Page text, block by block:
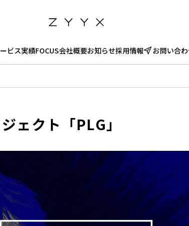
ビス実績FOCUS会社概要お知らせ採用情報 お問い合
ェクト「PLG」